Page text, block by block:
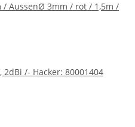
AussenØ 3mm / rot / 1,5m /